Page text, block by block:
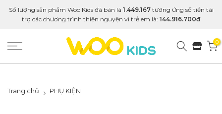
Số lượng sản phẩm Woo Kids đã bán là 1.449.167 tương ứng số tiền tài
trợ các chương trình thiện nguyện vì trẻ em là: 144.916.700đ
0
Trang chủ PHỤ KIỆN